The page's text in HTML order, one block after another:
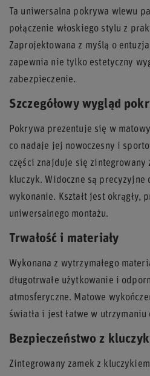
Ta uniwersalna pokrywa wlewu
połączenie włoskiego stylu z
Zaprojektowana z myślą o
zapewnia nie tylko estetyczny
zabezpieczenie.
Szczegółowy wygląd
Pokrywa prezentuje się w
co nadaje jej nowoczesny i
części znajduje się zintegrowany
kluczyk. Widoczne są
wykonanie. Kształt jest okrągły,
uniwersalnego montażu.
Trwałość i materiały
Wykonana z wytrzymałego
długotrwałe użytkowanie i
atmosferyczne. Matowe
światła i jest łatwe w utrzymaniu
Bezpieczeństwo z
Zintegrowany zamek z